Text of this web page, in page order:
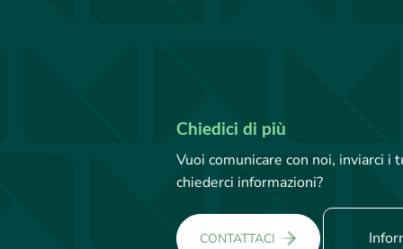
Chiedici di più
Vuoi comunicare con noi, inviarci
chiederci informazioni?
CONTATTACI